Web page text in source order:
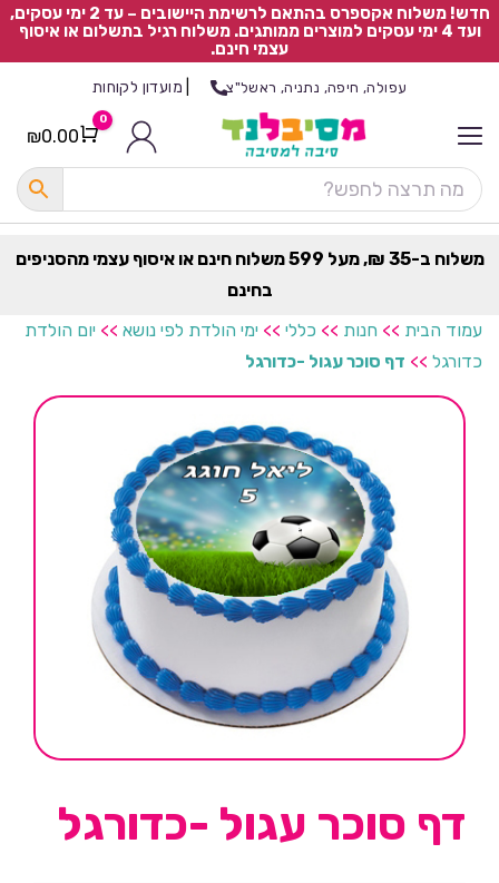
חדש! משלוח אקספרס בהתאם לרשימת היישובים – עד 2 ימי עסקים,
ועד 4 ימי עסקים למוצרים ממותגים. משלוח רגיל בתשלום או איסוף
עצמי חינם.
עפולה, חיפה, נתניה, ראשל"צ מועדון לקוחות
Cart
0
₪0.00
משלוח ב-35 ₪, מעל 599 משלוח חינם או איסוף עצמי מהסניפים
בחינם
עמוד הבית >> חנות >> כללי >> ימי הולדת לפי נושא >> יום הולדת
כדורגל >> דף סוכר עגול -כדורגל
דף סוכר עגול -כדורגל